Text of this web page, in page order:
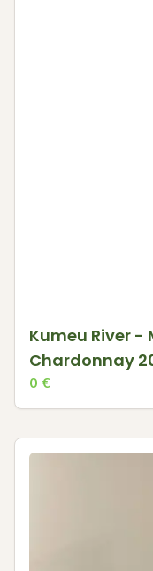
Kumeu River -
Chardonnay
0 €